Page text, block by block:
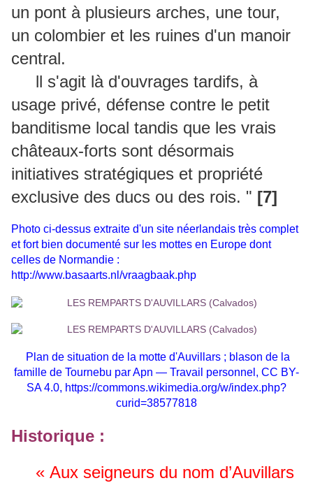
un pont à plusieurs arches, une tour,
un colombier et les ruines d'un manoir
central.
ll s'agit là d'ouvrages tardifs, à
usage privé, défense contre le petit
banditisme local tandis que les vrais
châteaux-forts sont désormais
initiatives stratégiques et propriété
exclusive des ducs ou des rois. " [7]
Photo ci-dessus extraite d'un site néerlandais très complet
et fort bien documenté sur les mottes en Europe dont
celles de Normandie :
http://www.basaarts.nl/vraagbaak.php
Plan de situation de la motte d'Auvillars ; b lason de la
famille de Tournebu par Apn — Travail personnel, CC BY-
SA 4.0, https://commons.wikimedia.org/w/index.php?
curid=38577818
Historique :
« Aux seigneurs du nom d’Auvillars